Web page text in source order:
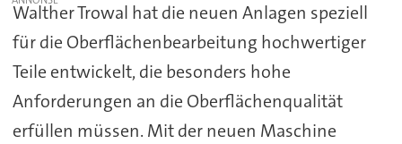
Walther Trowal hat die neuen Anlagen speziell
für die Oberflächenbearbeitung hochwertiger
Teile entwickelt, die besonders hohe
Anforderungen an die Oberflächenqualität
erfüllen müssen. Mit der neuen Maschine